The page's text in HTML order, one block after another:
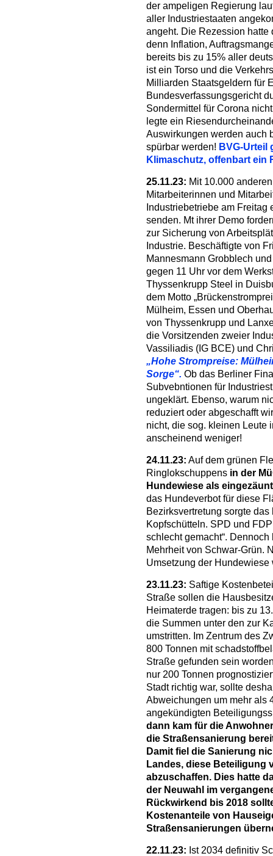
der ampeligen Regierung
aller Industriestaaten
angeht. Die Rezession hatte
denn Inflation,
bereits bis zu 15% aller
ist ein Torso und die
Milliarden Staatsgeldern für
Bundesverfassungsgericht
Sondermittel für Corona
legte ein
Auswirkungen werden auch
spürbar werden! BVG-Urteil
Klimaschutz, offenbart ein
25.11.23: Mit 10.000
Mitarbeiterinnen und
Industriebetriebe am
senden. Mt ihrer Demo
zur Sicherung von
Industrie. Beschäftigte von
Mannesmann Grobblech
gegen 11 Uhr vor dem
Thyssenkrupp Steel in
dem Motto
Mülheim, Essen und
von Thyssenkrupp und
die Vorsitzenden zweier
Vassiliadis (IG BCE) und
„Hohe Strompreise:
Sorge“. Ob das Berliner
Subvebntionen für
ungeklärt. Ebenso, warum
reduziert oder abgeschafft
nicht, die sog. kleinen Leute
anscheinend weniger!
24.11.23: Auf dem grünen
Ringlokschuppens in der
Hundewiese als
das Hundeverbot für diese
Bezirksvertretung sorgte
Kopfschütteln. SPD und
schlecht gemacht“.
Mehrheit von Schwar-Grün.
Umsetzung der Hundewiese
23.11.23: Saftige
Straße sollen die
Heimaterde tragen: bis zu
die Summen unter den zur
umstritten. Im Zentrum des
800 Tonnen mit
Straße gefunden sein
nur 200 Tonnen
Stadt richtig war, sollte
Abweichungen um mehr als
angekündigten
dann kam für die
die Straßensanierung
Damit fiel die Sanierung
Landes, diese Beteiligung
abzuschaffen. Dies hatte
der Neuwahl im
Rückwirkend bis 2018
Kostenanteile von
Straßensanierungen
22.11.23: Ist 2034 definitiv